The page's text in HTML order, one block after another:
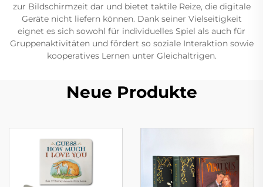
zur Bildschirmzeit dar und bietet taktile Reize, die digitale
Geräte nicht liefern können. Dank seiner Vielseitigkeit
eignet es sich sowohl für individuelles Spiel als auch für
Gruppenaktivitäten und fördert so soziale Interaktion sowie
kooperatives Lernen unter Gleichaltrigen.
Neue Produkte